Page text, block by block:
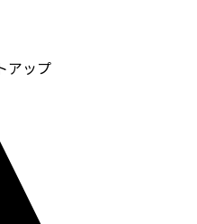
アップ